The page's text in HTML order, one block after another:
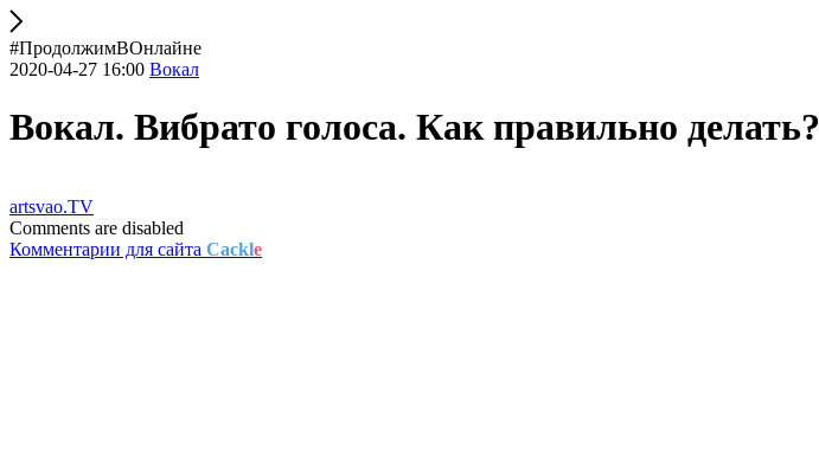
#ПродолжимВОнлайне
2020-04-27 16:00 Вокал
Вокал. Вибрато голоса. Как правильно делать?
artsvao.TV
Comments are disabled
Комментарии для сайта Cackle